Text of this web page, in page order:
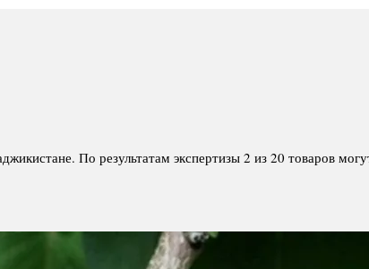
По результатам экспертизы 2 из 20 товаров